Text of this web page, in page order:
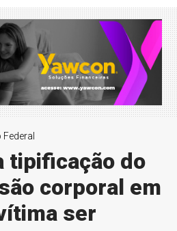
tipificação do
corporal em
ser